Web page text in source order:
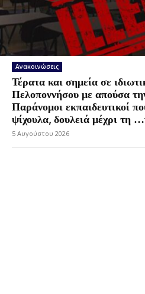
Ανακοινώσεις
Τέρατα και σημεία σε
Πελοποννήσου με απούσα
Παράνομοι εκπαιδευτικοί
ψίχουλα, δουλειά μέχρι τη
5 Αυγούστου 2026